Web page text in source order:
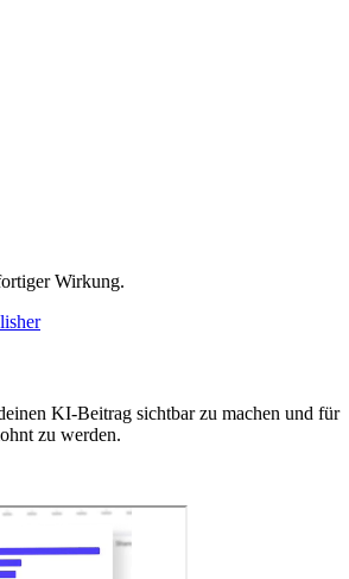
Wirkung.
KI-Beitrag sichtbar zu machen und für
zu werden.